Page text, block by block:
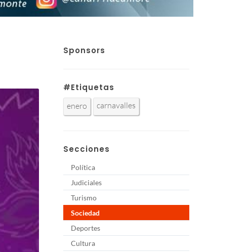
Sponsors
#Etiquetas
enero carnavalles
Secciones
Política
Judiciales
Turismo
Sociedad
Deportes
Cultura